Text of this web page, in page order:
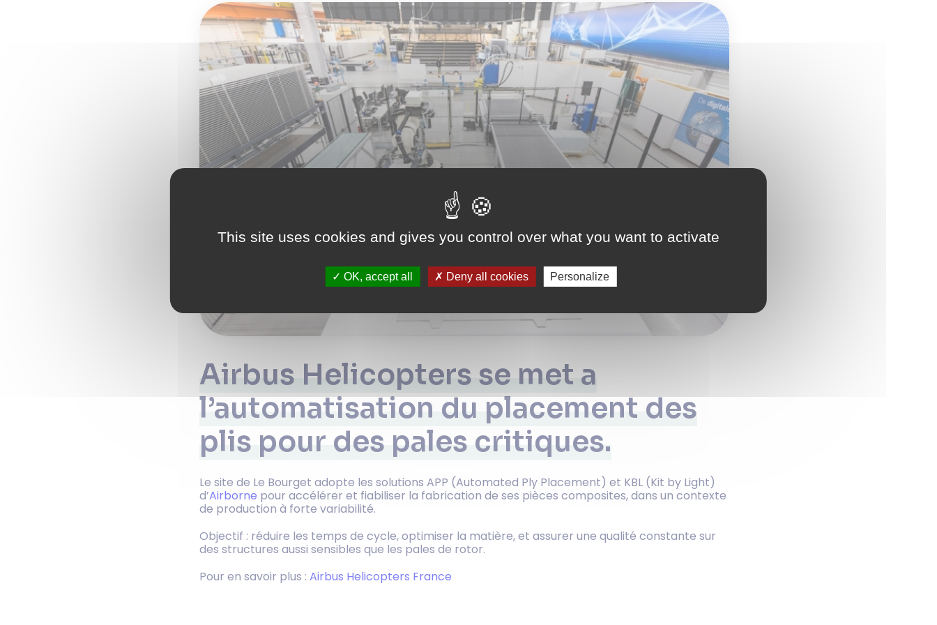
Airbus Helicopters se met a
l’automatisation du placement des
plis pour des pales critiques.
Le site de Le Bourget adopte les solutions APP (Automated Ply Placement) et KBL (Kit by Light)
d’Airborne pour accélérer et fiabiliser la fabrication de ses pièces composites, dans un contexte
de production à forte variabilité.
Objectif : réduire les temps de cycle, optimiser la matière, et assurer une qualité constante sur
des structures aussi sensibles que les pales de rotor.
Pour en savoir plus : Airbus Helicopters France
This site uses cookies and gives you control over what you want to activate
OK, accept all Deny all cookies Personalize